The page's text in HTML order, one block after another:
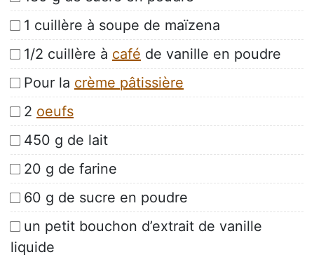
1 cuillère à soupe de maïzena
1/2 cuillère à café de vanille en poudre
Pour la crème pâtissière
2 oeufs
450 g de lait
20 g de farine
60 g de sucre en poudre
un petit bouchon d’extrait de vanille
liquide